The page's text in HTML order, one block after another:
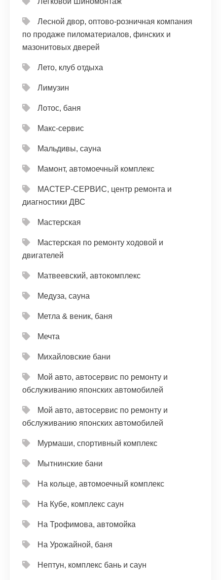
Лесной двор, оптово-розничная компания
по продаже пиломатериалов, финских и
мазонитовых дверей
Лето, клуб отдыха
Лимузин
Лотос, баня
Макс-сервис
Мальдивы, сауна
Мамонт, автомоечный комплекс
МАСТЕР-СЕРВИС, центр ремонта и
диагностики ДВС
Мастерская
Мастерская по ремонту ходовой и
двигателей
Матвеевский, автокомплекс
Медуза, сауна
Метла & веник, баня
Мечта
Михайловские бани
Мой авто, автосервис по ремонту и
обслуживанию японских автомобилей
Мой авто, автосервис по ремонту и
обслуживанию японских автомобилей
Мурмаши, спортивный комплекс
Мытнинские бани
На кольце, автомоечный комплекс
На Кубе, комплекс саун
На Трофимова, автомойка
На Урожайной, баня
Нептун, комплекс бань и саун